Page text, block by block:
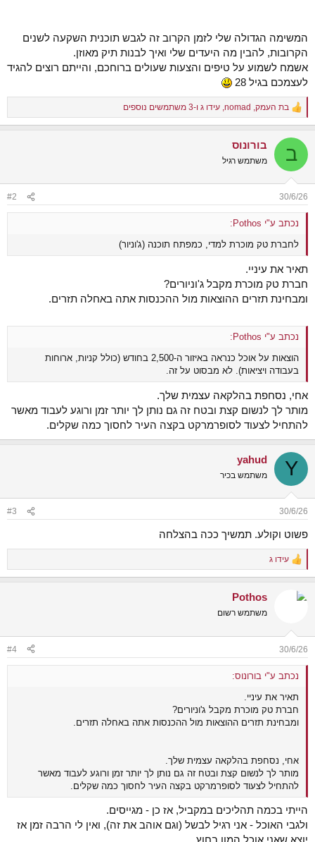
המשימה הגדולה שלי לזמן הקרוב זה לגבש תוכנית השקעה לשנים
הקרובות, להבין מה היעדים שלי ואיך לבנות תיק מאוזן.
אשמח לשמוע על טיפים והצעות שעולים ברוחכם, והייתם רוצים להגיד
לעצמכם בגיל 28
R
e
c
i
s
:
בת העמק nomad עידו ג ו-3 משתמשים נוספים
ב בורונוס
משתמש רגיל
30/6/26
#2
נכתב ע"י Pothos:
לחברת טק מוכרת למדי, כמפתח תוכנה (ג'וניור)
תאיר את עיניי.
חברת טק מוכרת מקבל ג'וניורים?
ומבחינת תזרים ההוצאות מול ההכנסות אתה באחלה תזרים.
נכתב ע"י Pothos:
הוצאות על אוכל כנראה באיזור ה-2,500 בחודש (כולל קניות, ארוחות
בעבודה ויציאות). לא מבסוט על זה.
אחי, נסחפת בהלקאה עצמית שלך.
מותר לך לנשום קצת ובטח זה גם נותן לך יותר זמן ורוגע לעבוד מאשר
להתחיל לצעוד לסופרמרקט בקצה העיר לחסוך כמה שקלים.
Y
yahud
משתמש בכיר
30/6/26
#3
פשוט וקולע. תמשיך ככה בהצלחה
R
e
c
s
:
עידו ג
Pothos
משתמש רשום
30/6/26
#4
נכתב ע"י בורונוס:
תאיר את עיניי.
חברת טק מוכרת מקבל ג'וניורים?
ומבחינת תזרים ההוצאות מול ההכנסות אתה באחלה תזרים.
אחי, נסחפת בהלקאה עצמית שלך.
מותר לך לנשום קצת ובטח זה גם נותן לך יותר זמן ורוגע לעבוד מאשר
להתחיל לצעוד לסופרמרקט בקצה העיר לחסוך כמה שקלים.
הייתי בכמה תהליכים במקביל, אז כן - מגייסים.
ולגבי האוכל - אני רגיל לבשל (וגם אוהב את זה), ואין לי הרבה זמן אז
יוצא שאני אוכל המון בחוץ.